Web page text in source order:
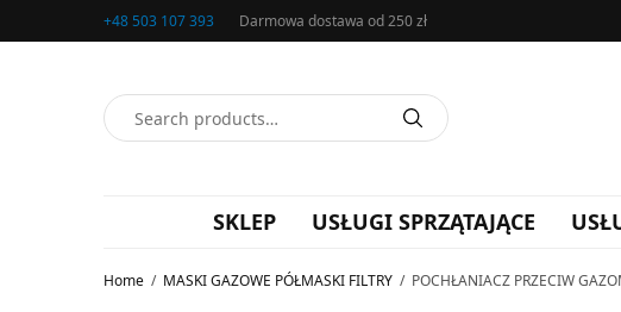
+48 503 107 393 Darmowa dostawa od 250 zł
SKLEP USŁUGI SPRZĄTAJĄCE
Home / MASKI GAZOWE PÓŁMASKI FILTRY / POCHŁANIACZ PRZECIW